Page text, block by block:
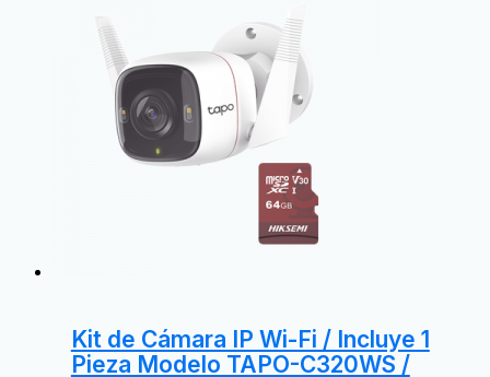
Kit de Cámara IP Wi-Fi / Incluye 1
Pieza Modelo TAPO-C320WS /